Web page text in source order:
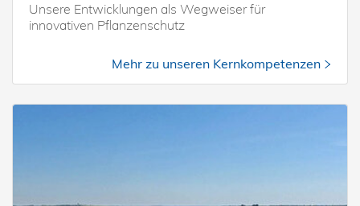
Unsere Entwicklungen als Wegweiser für
innovativen Pflanzenschutz
Mehr zu unseren Kernkompetenzen